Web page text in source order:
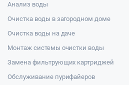
Анализ воды
Очистка воды в загородном доме
Очистка воды на даче
Монтаж системы очистки воды
Замена фильтрующих картриджей
Обслуживание пурифайеров